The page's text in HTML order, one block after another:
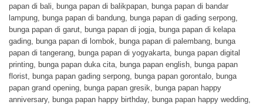
papan di bali, bunga papan di balikpapan, bunga papan di bandar
lampung, bunga papan di bandung, bunga papan di gading serpong,
bunga papan di garut, bunga papan di jogja, bunga papan di kelapa
gading, bunga papan di lombok, bunga papan di palembang, bunga
papan di tangerang, bunga papan di yogyakarta, bunga papan digital
printing, bunga papan duka cita, bunga papan english, bunga papan
florist, bunga papan gading serpong, bunga papan gorontalo, bunga
papan grand opening, bunga papan gresik, bunga papan happy
anniversary, bunga papan happy birthday, bunga papan happy wedding,